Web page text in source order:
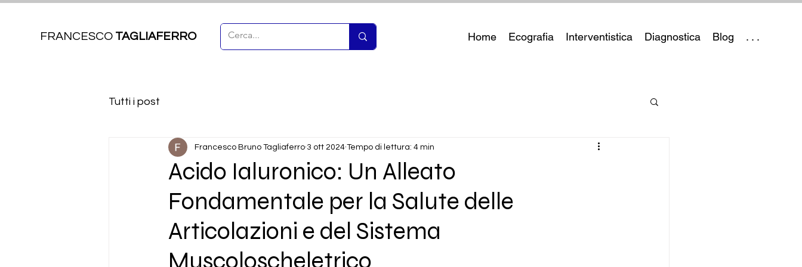
FRANCESCO TAGLIAFERRO Home Ecografia Interventistica Diagnostica Blog . . .
Tutti i post
Acido Ialuronico: Un Alleato
Fondamentale per la Salute delle
Articolazioni e del Sistema
Muscoloscheletrico
Francesco Bruno Tagliaferro 3 ott 2024 Tempo di lettura: 4 min